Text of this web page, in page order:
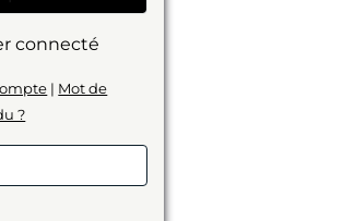
connecté
| Mot de
?